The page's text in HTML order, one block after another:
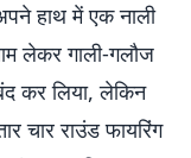
हाथ में एक नाली
लेकर गाली-गलौज
कर लिया, लेकिन
चार राउंड फायरिंग